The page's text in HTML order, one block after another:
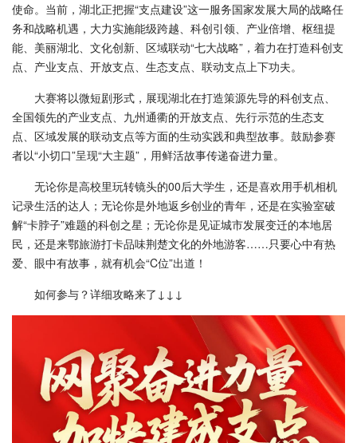
使命。当前，湖北正把握“支点建设”这一服务国家发展大局的战略任
务和战略机遇，大力实施能级跨越、科创引领、产业倍增、枢纽提
能、美丽湖北、文化创新、区域联动“七大战略”，着力在打造科创支
点、产业支点、开放支点、生态支点、联动支点上下功夫。
大赛将以微短剧形式，展现湖北在打造策源先导的科创支点、
全国领先的产业支点、九州通衢的开放支点、先行示范的生态支
点、区域发展的联动支点等方面的生动实践和典型故事。鼓励参赛
者以“小切口”呈现“大主题”，用鲜活故事传递奋进力量。
无论你是高校里玩转镜头的00后大学生，还是喜欢用手机相机
记录生活的达人；无论你是外地返乡创业的青年，还是在实验室破
解“卡脖子”难题的科创之星；无论你是见证城市发展变迁的本地居
民，还是来鄂旅游打卡品味荆楚文化的外地游客……只要心中有热
爱、眼中有故事，就有机会“C位”出道！
如何参与？详细攻略来了↓↓↓